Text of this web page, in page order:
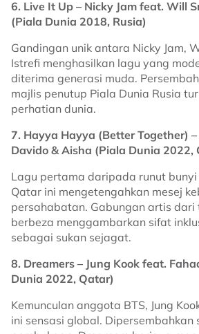
6. Live It Up – Nicky Jam feat. Will
(Piala Dunia 2018, Rusia)
Gandingan unik antara Nicky Jam,
Istrefi menghasilkan lagu yang
diterima generasi muda.
majlis penutup Piala Dunia Rusia
perhatian dunia.
7. Hayya Hayya (Better Together)
Davido & Aisha (Piala Dunia 2022,
Lagu pertama daripada runut
Qatar ini mengetengahkan mesej
persahabatan. Gabungan artis dari
berbeza menggambarkan sifat
sebagai sukan sejagat.
8. Dreamers – Jung Kook feat.
Dunia 2022, Qatar)
Kemunculan anggota BTS, Jung
ini sensasi global. Dipersembahkan